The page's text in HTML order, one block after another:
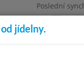
Poslední
Pondělí
Omezení
1468
jídelny.